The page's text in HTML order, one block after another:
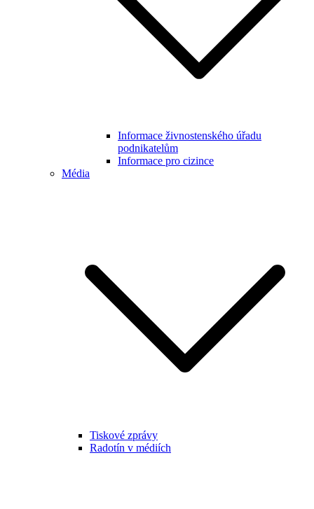
Informace živnostenského úřadu
podnikatelům
Informace pro cizince
Média
Tiskové zprávy
Radotín v médiích